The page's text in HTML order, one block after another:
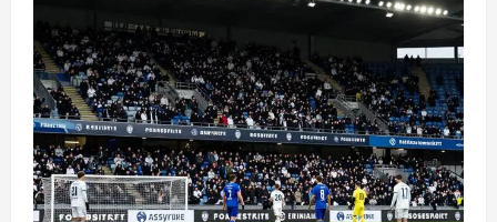
Sport
Huancayo
tại
vòng
mở
màn
Clausura